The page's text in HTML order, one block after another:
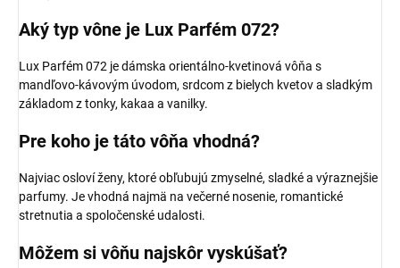
Aký typ vône je Lux Parfém 072?
Lux Parfém 072 je dámska orientálno-kvetinová vôňa s
mandľovo-kávovým úvodom, srdcom z bielych kvetov a sladkým
základom z tonky, kakaa a vanilky.
Pre koho je táto vôňa vhodná?
Najviac osloví ženy, ktoré obľubujú zmyselné, sladké a výraznejšie
parfumy. Je vhodná najmä na večerné nosenie, romantické
stretnutia a spoločenské udalosti.
Môžem si vôňu najskôr vyskúšať?